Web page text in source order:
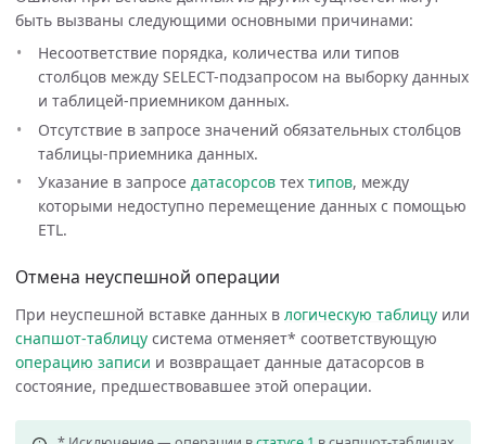
быть вызваны следующими основными причинами:
Несоответствие порядка, количества или типов
столбцов между SELECT-подзапросом на выборку данных
и таблицей-приемником данных.
Отсутствие в запросе значений обязательных столбцов
таблицы-приемника данных.
Указание в запросе датасорсов тех типов, между
которыми недоступно перемещение данных с помощью
ETL.
Отмена неуспешной операции
При неуспешной вставке данных в логическую таблицу или
снапшот-таблицу система отменяет* соответствующую
операцию записи и возвращает данные датасорсов в
состояние, предшествовавшее этой операции.